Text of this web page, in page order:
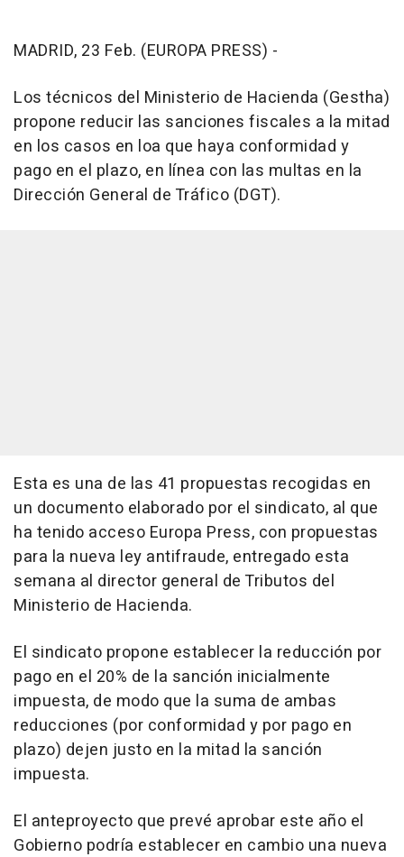
MADRID, 23 Feb. (EUROPA PRESS) -
Los técnicos del Ministerio de Hacienda (Gestha)
propone reducir las sanciones fiscales a la mitad
en los casos en loa que haya conformidad y
pago en el plazo, en línea con las multas en la
Dirección General de Tráfico (DGT).
Esta es una de las 41 propuestas recogidas en
un documento elaborado por el sindicato, al que
ha tenido acceso Europa Press, con propuestas
para la nueva ley antifraude, entregado esta
semana al director general de Tributos del
Ministerio de Hacienda.
El sindicato propone establecer la reducción por
pago en el 20% de la sanción inicialmente
impuesta, de modo que la suma de ambas
reducciones (por conformidad y por pago en
plazo) dejen justo en la mitad la sanción
impuesta.
El anteproyecto que prevé aprobar este año el
Gobierno podría establecer en cambio una nueva